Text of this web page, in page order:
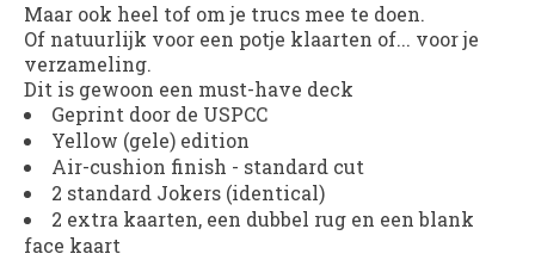
Maar ook heel tof om je trucs mee te doen.
Of natuurlijk voor een potje klaarten of... voor je
verzameling.
Dit is gewoon een must-have deck
Geprint door de USPCC
Yellow (gele) edition
Air-cushion finish - standard cut
2 standard Jokers (identical)
2 extra kaarten, een dubbel rug en een blank
face kaart